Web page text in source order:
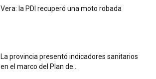
Vera: la PDI recuperó una moto robada
La provincia presentó indicadores sanitarios
en el marco del Plan de...